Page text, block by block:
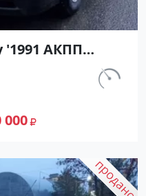
'1991 АКПП
Седан покм.
000